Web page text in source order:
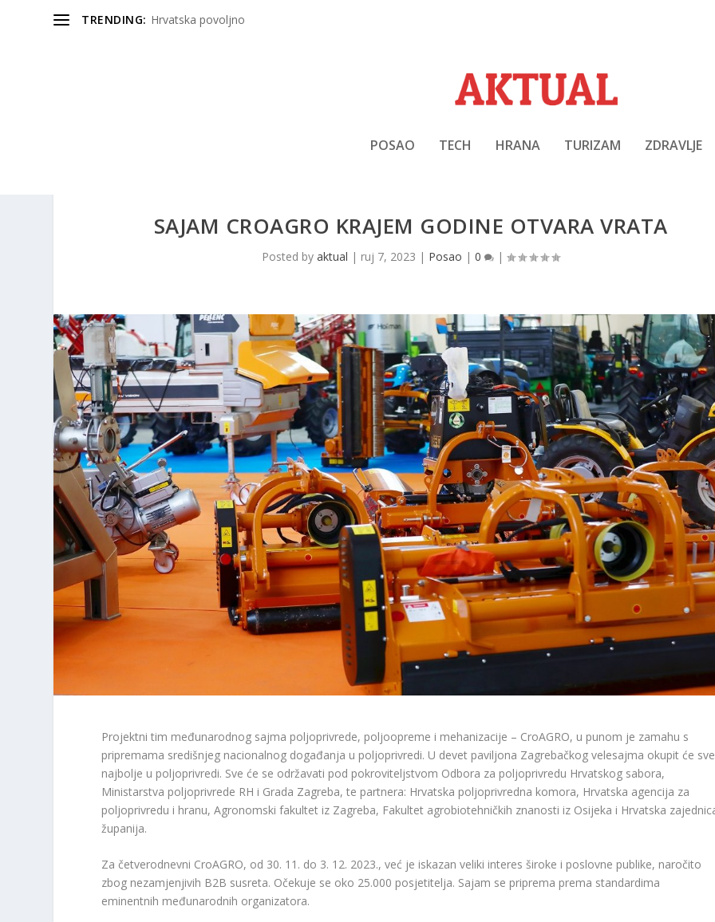
TRENDING: Hrvatska povoljno
POSAO TECH HRANA TURIZAM ZDRAVLJE
SAJAM CROAGRO KRAJEM GODINE OTVARA VRATA
Posted byaktual | ruj 7, 2023 | Posao |0 |
Projektni tim međunarodnog sajma poljoprivrede, poljoopreme i mehanizacije – CroAGRO, u punom je zamahu s
pripremama središnjeg nacionalnog događanja u poljoprivredi. U devet paviljona Zagrebačkog velesajma okupit će sve
najbolje u poljoprivredi. Sve će se održavati pod pokroviteljstvom Odbora za poljoprivredu Hrvatskog sabora,
Ministarstva poljoprivrede RH i Grada Zagreba, te partnera: Hrvatska poljoprivredna komora, Hrvatska agencija za
poljoprivredu i hranu, Agronomski fakultet iz Zagreba, Fakultet agrobiotehničkih znanosti iz Osijeka i Hrvatska
županija.
Za četverodnevni CroAGRO, od 30. 11. do 3. 12. 2023., već je iskazan veliki interes široke i poslovne publike, naročito
zbog nezamjenjivih B2B susreta. Očekuje se oko 25.000 posjetitelja. Sajam se priprema prema standardima
eminentnih međunarodnih organizatora.